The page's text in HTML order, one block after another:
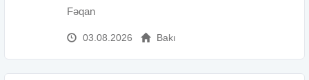
Fəqan
03.08.2026 Bakı